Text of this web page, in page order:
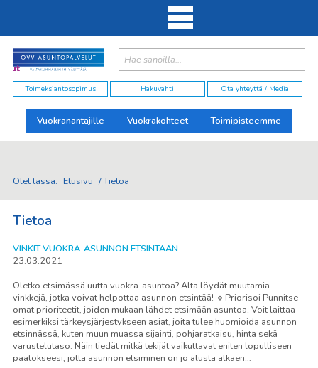
Toimeksiantosopimus Hakuvahti Ota yhteyttä / Media
Vuokranantajille Vuokrakohteet Toimipisteemme
Olet tässä: Etusivu /Tietoa
Tietoa
VINKIT VUOKRA-ASUNNON ETSINTÄÄN
23.03.2021
Oletko etsimässä uutta vuokra-asuntoa? Alta löydät muutamia
vinkkejä, jotka voivat helpottaa asunnon etsintää! 🔹Priorisoi Punnitse
omat prioriteetit, joiden mukaan lähdet etsimään asuntoa. Voit laittaa
esimerkiksi tärkeysjärjestykseen asiat, joita tulee huomioida asunnon
etsinnässä, kuten muun muassa sijainti, pohjaratkaisu, hinta sekä
varustelutaso. Näin tiedät mitkä tekijät vaikuttavat eniten lopulliseen
päätökseesi, jotta asunnon etsiminen on jo alusta alkaen…